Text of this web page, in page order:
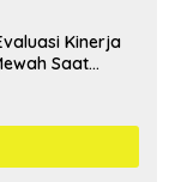
Kinerja
Saat